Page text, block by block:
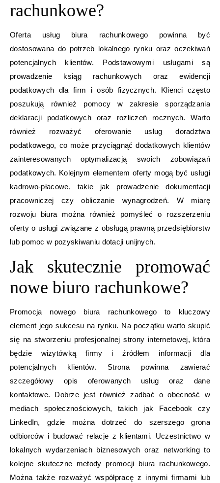
rachunkowe?
Oferta usług biura rachunkowego powinna być
dostosowana do potrzeb lokalnego rynku oraz oczekiwań
potencjalnych klientów. Podstawowymi usługami są
prowadzenie ksiąg rachunkowych oraz ewidencji
podatkowych dla firm i osób fizycznych. Klienci często
poszukują również pomocy w zakresie sporządzania
deklaracji podatkowych oraz rozliczeń rocznych. Warto
również rozważyć oferowanie usług doradztwa
podatkowego, co może przyciągnąć dodatkowych klientów
zainteresowanych optymalizacją swoich zobowiązań
podatkowych. Kolejnym elementem oferty mogą być usługi
kadrowo-płacowe, takie jak prowadzenie dokumentacji
pracowniczej czy obliczanie wynagrodzeń. W miarę
rozwoju biura można również pomyśleć o rozszerzeniu
oferty o usługi związane z obsługą prawną przedsiębiorstw
lub pomoc w pozyskiwaniu dotacji unijnych.
Jak skutecznie promować
nowe biuro rachunkowe?
Promocja nowego biura rachunkowego to kluczowy
element jego sukcesu na rynku. Na początku warto skupić
się na stworzeniu profesjonalnej strony internetowej, która
będzie wizytówką firmy i źródłem informacji dla
potencjalnych klientów. Strona powinna zawierać
szczegółowy opis oferowanych usług oraz dane
kontaktowe. Dobrze jest również zadbać o obecność w
mediach społecznościowych, takich jak Facebook czy
LinkedIn, gdzie można dotrzeć do szerszego grona
odbiorców i budować relacje z klientami. Uczestnictwo w
lokalnych wydarzeniach biznesowych oraz networking to
kolejne skuteczne metody promocji biura rachunkowego.
Można także rozważyć współpracę z innymi firmami lub